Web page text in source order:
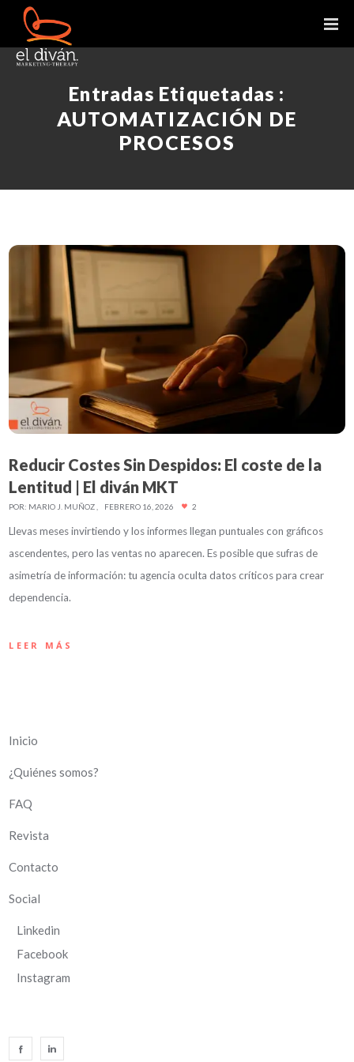
Entradas Etiquetadas :
AUTOMATIZACIÓN DE
PROCESOS
Reducir Costes Sin Despidos: El coste de la
Lentitud | El diván MKT
POR: MARIO J. MUÑOZ FEBRERO 16, 2026 2
Llevas meses invirtiendo y los informes llegan puntuales con gráficos
ascendentes, pero las ventas no aparecen. Es posible que sufras de
asimetría de información: tu agencia oculta datos críticos para crear
dependencia.
LEER MÁS
Inicio
¿Quiénes somos?
FAQ
Revista
Contacto
Social
Linkedin
Facebook
Instagram